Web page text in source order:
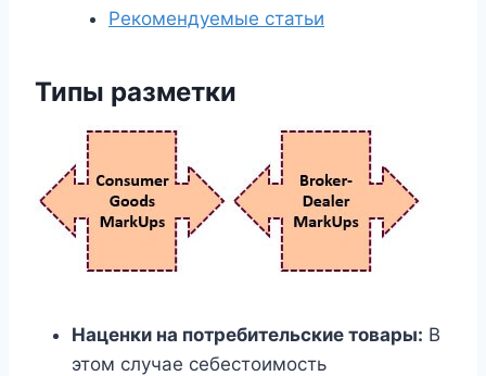
Рекомендуемые статьи
Типы разметки
Наценки на потребительские товары: В
этом случае себестоимость